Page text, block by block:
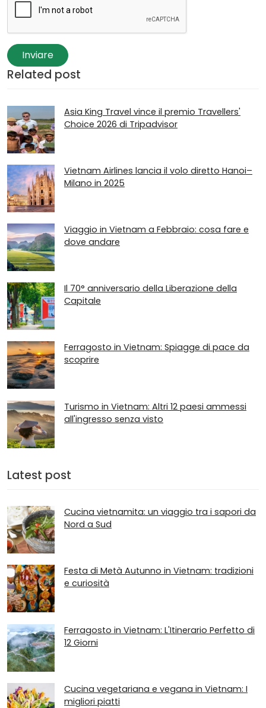
Inviare
Related post
Asia King Travel vince il premio Travellers'
Choice 2026 di Tripadvisor
Vietnam Airlines lancia il volo diretto Hanoi–
Milano in 2025
Viaggio in Vietnam a Febbraio: cosa fare e
dove andare
Il 70° anniversario della Liberazione della
Capitale
Ferragosto in Vietnam: Spiagge di pace da
scoprire
Turismo in Vietnam: Altri 12 paesi ammessi
all'ingresso senza visto
Latest post
Cucina vietnamita: un viaggio tra i sapori da
Nord a Sud
Festa di Metà Autunno in Vietnam: tradizioni
e curiosità
Ferragosto in Vietnam: L'Itinerario Perfetto di
12 Giorni
Cucina vegetariana e vegana in Vietnam: I
migliori piatti